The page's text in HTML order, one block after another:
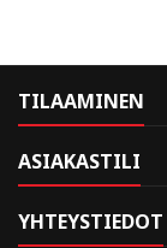
TILAAMINEN
ASIAKASTILI
YHTEYSTIEDOT